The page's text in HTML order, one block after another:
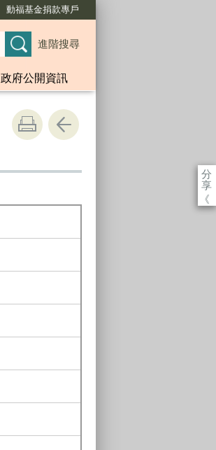
動福基金捐款專戶
進階搜尋
政府公開資訊
分
享
《